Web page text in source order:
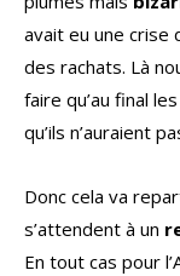
avait eu une crise
des rachats. Là
faire qu’au final
qu’ils n’auraient
Donc cela va
s’attendent à un
En tout cas pour